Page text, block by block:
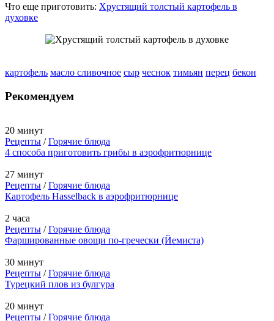
Что еще приготовить: Хрустящий толстый картофель в
духовке
картофель масло сливочное сыр чеснок тимьян перец бекон
Рекомендуем
20 минут
Рецепты /Горячие блюда
4 способа приготовить грибы в аэрофритюрнице
27 минут
Рецепты /Горячие блюда
Картофель Hasselback в аэрофритюрнице
2 часа
Рецепты /Горячие блюда
Фаршированные овощи по-гречески (Йемиста)
30 минут
Рецепты /Горячие блюда
Турецкий плов из булгура
20 минут
Рецепты /Горячие блюда